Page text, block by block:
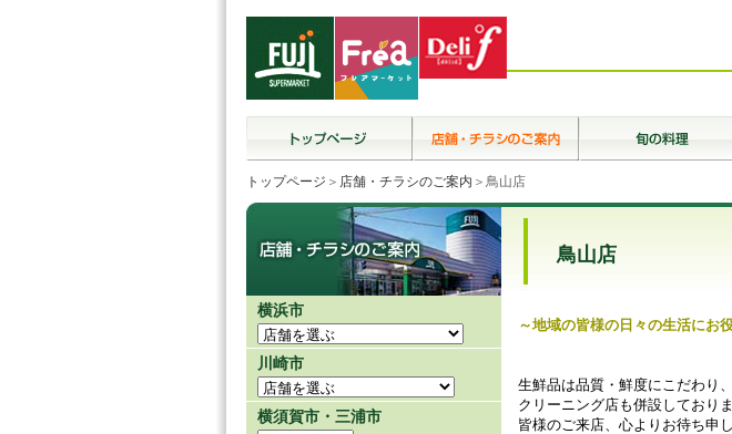
トップページ ＞ 店舗・チラシのご案内 ＞鳥山店
鳥山店
～地域の皆様の日々の生活にお
生鮮品は品質・鮮度にこだわり
クリーニング店も併設しておりま
皆様のご来店、心よりお待ち申
横浜市
川崎市
横須賀市・三浦市